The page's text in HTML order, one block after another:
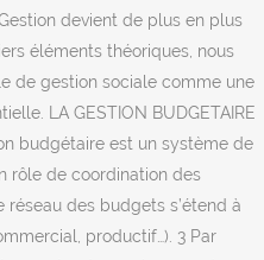
devient de plus en plus
éléments théoriques, nous
de gestion sociale comme une
LA GESTION BUDGETAIRE
budgétaire est un système de
rôle de coordination des
des budgets s’étend à
productif…). 3 Par